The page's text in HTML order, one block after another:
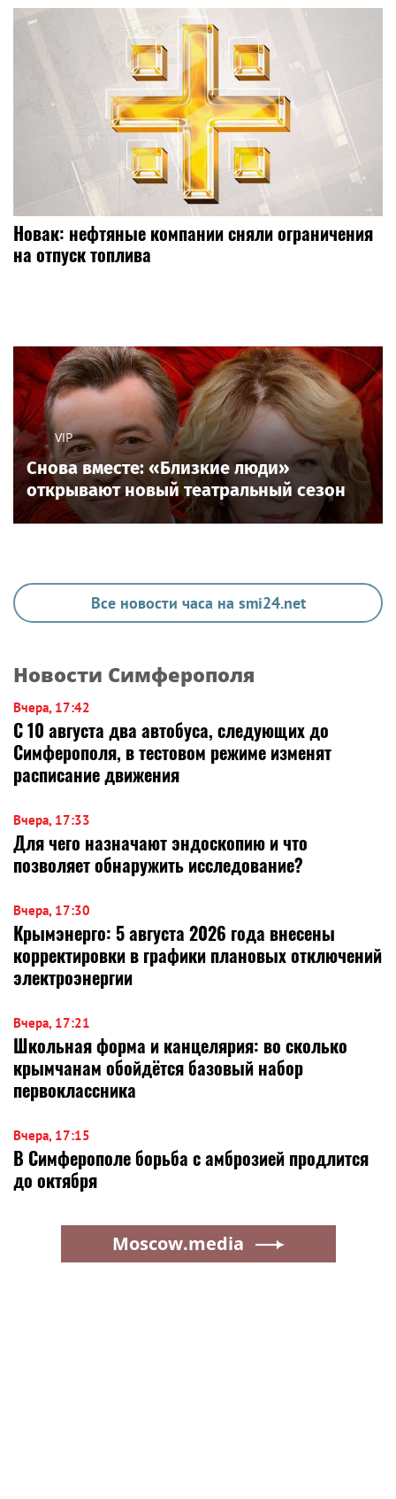
Новак: нефтяные компании сняли ограничения
на отпуск топлива
VIP
Снова вместе: «Близкие люди»
открывают новый театральный сезон
Все новости часа на smi24.net
Новости Симферополя
Вчера, 17:42
С 10 августа два автобуса, следующих до
Симферополя, в тестовом режиме изменят
расписание движения
Вчера, 17:33
Для чего назначают эндоскопию и что
позволяет обнаружить исследование?
Вчера, 17:30
Крымэнерго: 5 августа 2026 года внесены
корректировки в графики плановых отключений
электроэнергии
Вчера, 17:21
Школьная форма и канцелярия: во сколько
крымчанам обойдётся базовый набор
первоклассника
Вчера, 17:15
В Симферополе борьба с амброзией продлится
до октября
Moscow.media